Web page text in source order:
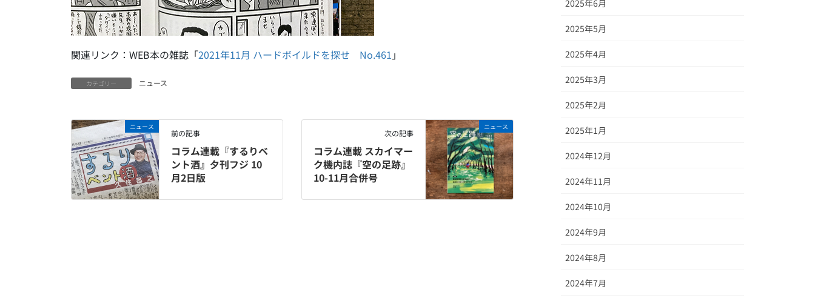
関連リンク：WEB本の雑誌「2021年11月 ハードボイルドを探せ No.461 」
カテゴリー ニュース
ニュース
前の記事
コラム連載『するりベ
ント酒』夕刊フジ 10
月2日版
ニュース
次の記事
コラム連載 スカイマー
ク機内誌『空の足跡』
10-11月合併号
2025年6月
2025年5月
2025年4月
2025年3月
2025年2月
2025年1月
2024年12月
2024年11月
2024年10月
2024年9月
2024年8月
2024年7月